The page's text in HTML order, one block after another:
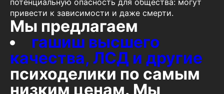
потенциальную опасность для общества: могут
привести к зависимости и даже смерти.
Мы предлагаем
гашиш высшего
качества, ЛСД и другие
психоделики по самым
низким ценам. Мы